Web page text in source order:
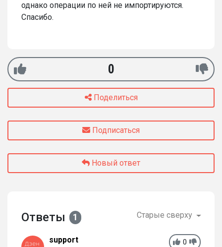
однако операции по ней не импортируются.
Спасибо.
0
Поделиться
Подписаться
Новый ответ
Ответы 1 Старые сверху
0
support